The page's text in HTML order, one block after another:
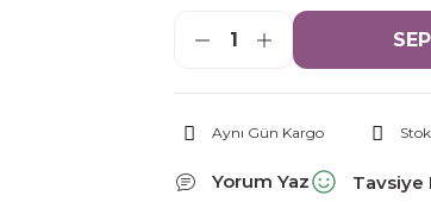
Aynı Gün Kargo
Yorum Yaz Tavsiye